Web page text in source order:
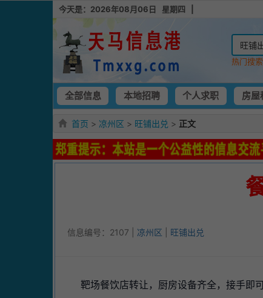
今天是：2026年08月06日 星期四 |
热门搜索
全部信息 本地招聘 个人求职 房屋
首页 > 凉州区 > 旺铺出兑 > 正文
信息编号：2107 | 凉州区 旺铺出兑
靶场餐饮店转让，厨房设备齐全，接手即